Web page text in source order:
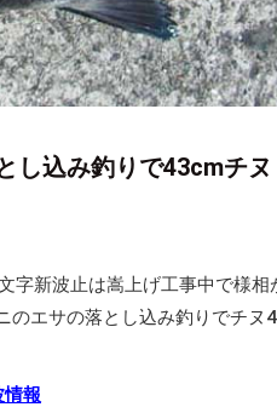
し込み釣りで43cmチ
字新波止は嵩上げ工事中で様
のエサの落とし込み釣りでチ
報